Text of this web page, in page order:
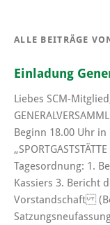
ALLE BEITRÄGE
Einladung
Liebes SCM-
Beginn 18.00 Uhr
Tagesordnung: 1.
Kassiers 3. Bericht
Vorstandschaft